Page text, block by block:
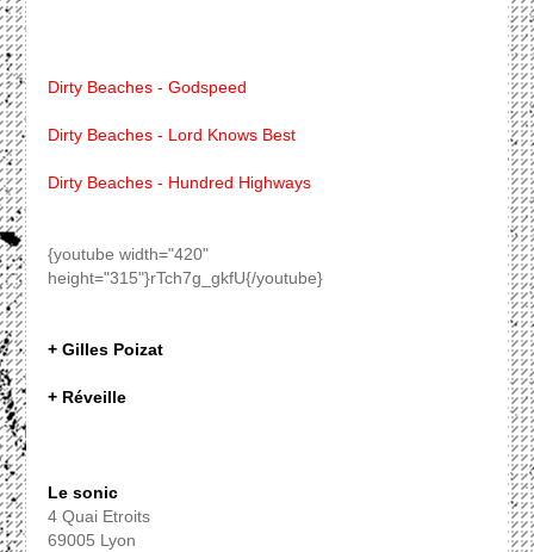
Dirty Beaches - Godspeed
Dirty Beaches - Lord Knows Best
Dirty Beaches - Hundred Highways
{youtube width="420"
height="315"}rTch7g_gkfU{/youtube}
+ Gilles Poizat
+ Réveille
Le sonic
4 Quai Etroits
69005 Lyon